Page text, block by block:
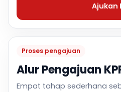
Proses pengajuan
Alur Pengajuan
Empat tahap sederhana
Ajukan